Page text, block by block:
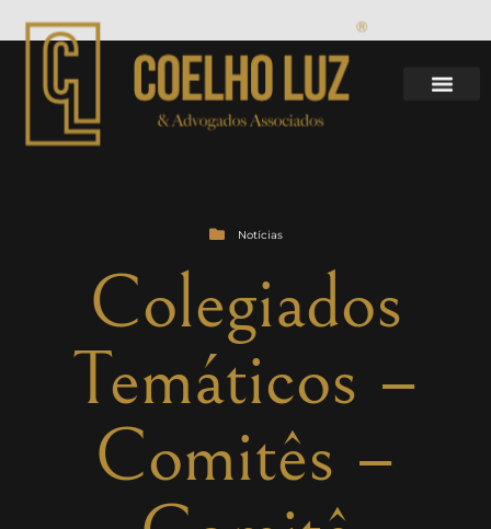
Notícias
Colegiados
Temáticos –
Comitês –